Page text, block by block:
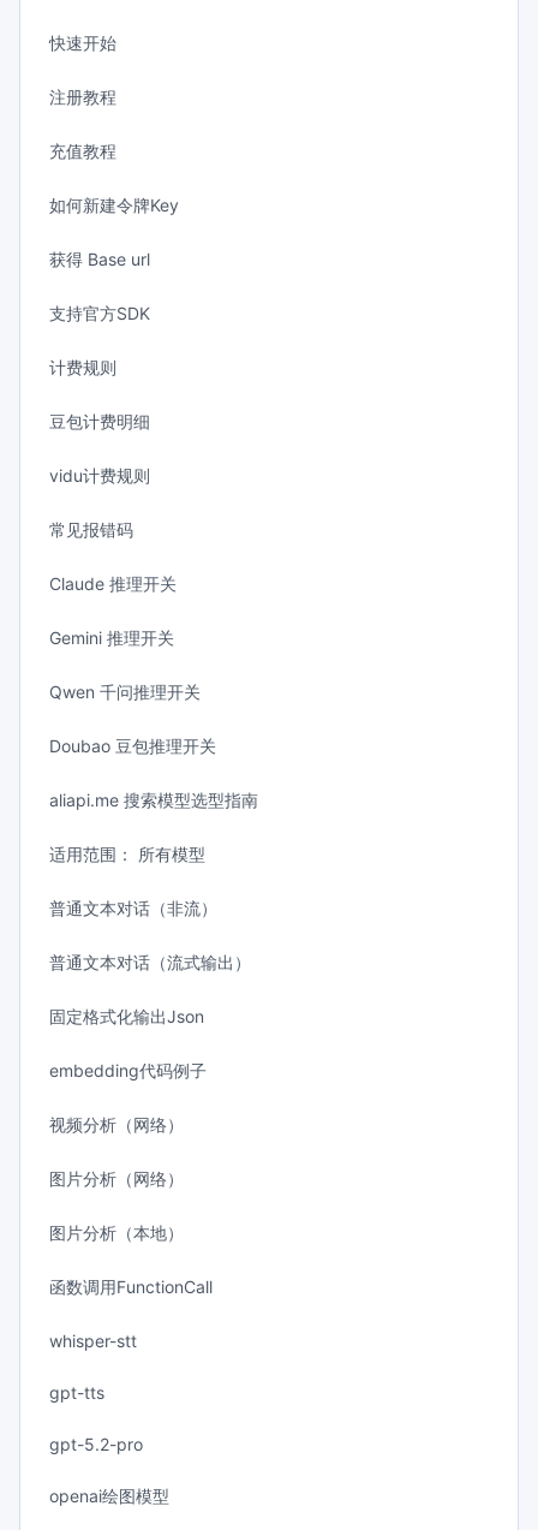
快速开始
注册教程
充值教程
如何新建令牌Key
获得 Base url
支持官方SDK
计费规则
豆包计费明细
vidu计费规则
常见报错码
Claude 推理开关
Gemini 推理开关
Qwen 千问推理开关
Doubao 豆包推理开关
aliapi.me 搜索模型选型指南
适用范围： 所有模型
普通文本对话（非流）
普通文本对话（流式输出）
固定格式化输出Json
embedding代码例子
视频分析（网络）
图片分析（网络）
图片分析（本地）
函数调用FunctionCall
whisper-stt
gpt-tts
gpt-5.2-pro
openai绘图模型